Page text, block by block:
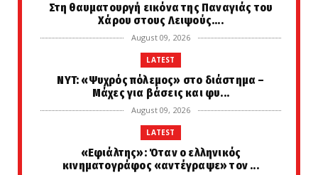
Στη θαυματουργή εικόνα της Παναγιάς του
Χάρου στους Λειψούς....
August 09, 2026
LATEST
NYT: «Ψυχρός πόλεμος» στο διάστημα –
Μάχες για βάσεις και φυ...
August 09, 2026
LATEST
«Εφιάλτης»: Όταν ο ελληνικός
κινηματογράφος «αντέγραψε» τον ...